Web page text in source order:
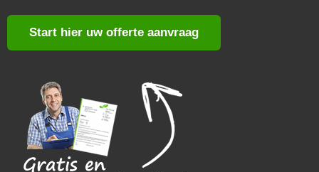
Start hier uw offerte aanvraag